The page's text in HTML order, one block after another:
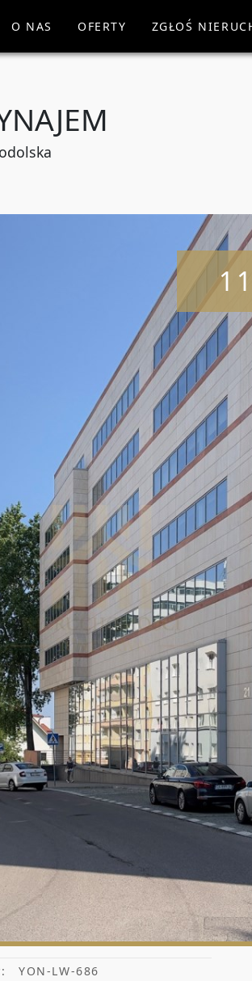
O NAS OFERTY ZGŁOŚ
YON-LW-686